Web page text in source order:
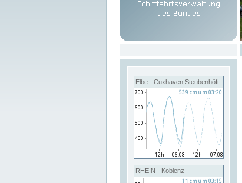
Elbe - Cuxhaven Steubenhöft
RHEIN - Koblenz